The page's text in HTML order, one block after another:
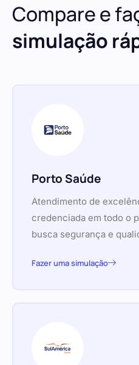
Compare e
simulação
Porto Saúde
Atendimento de
credenciada em todo o
busca segurança e
Fazer uma simulação